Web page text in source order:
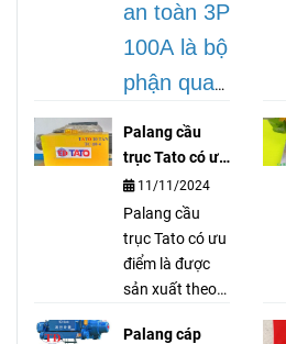
an toàn 3P
100A là bộ
phận quan
trong hệ
thống cầu
trục, dùng
để truyền
dẫn cũng
như cấp
Palang cầu
trục Tato có ưu
điểm gì ?
11/11/2024
Palang cầu
trục Tato có ưu
điểm là được
sản xuất theo
Palang cáp